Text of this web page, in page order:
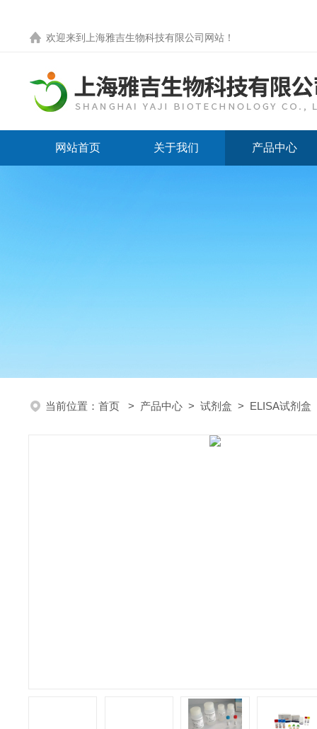
欢迎来到 上海雅吉生物科技有限公司网站 ！
网站首页 关于我们 产品中心
当前位置： 首页 > 产品中心 > 试剂盒 > ELISA试剂盒